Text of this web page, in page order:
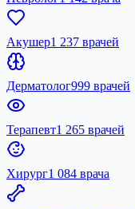
Акушер1 237 врачей
Дерматолог999 врачей
Терапевт1 265 врачей
Хирург1 084 врача